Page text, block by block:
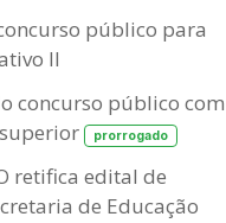
público para
II
concurso público com
prorrogado
retifica edital de
de Educação